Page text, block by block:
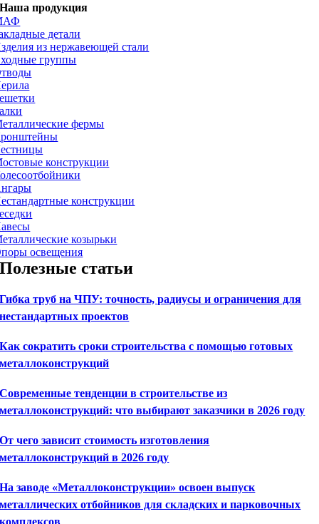
Наша продукция
детали
из нержавеющей стали
группы
фермы
конструкции
конструкции
козырьки
освещения
Полезные статьи
Гибка труб на ЧПУ: точность, радиусы и ограничения для
нестандартных проектов
Как сократить сроки строительства с помощью готовых
металлоконструкций
Современные тенденции в строительстве из
металлоконструкций: что выбирают заказчики в 2026 году
От чего зависит стоимость изготовления
металлоконструкций в 2026 году
На заводе «Металлоконструкции» освоен выпуск
металлических отбойников для складских и парковочных
комплексов